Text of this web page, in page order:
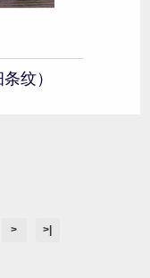
纹）
> >|